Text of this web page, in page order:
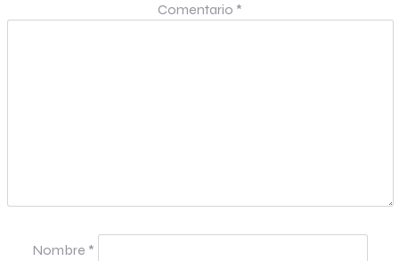
Comentario *
Nombre *